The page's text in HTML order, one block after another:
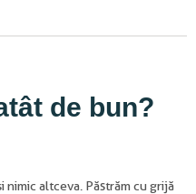
de bun?
altceva. Păstrăm cu grijă